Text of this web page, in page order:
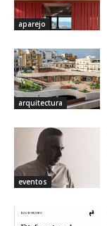
aparejo
arquitectura
eventos